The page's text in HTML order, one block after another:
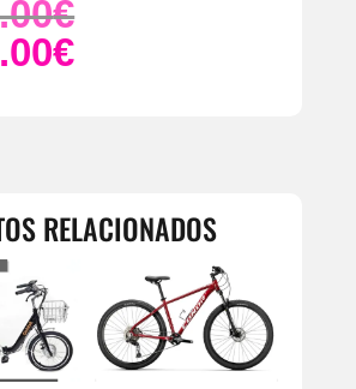
€El
precio
€El
RELACIONADOS